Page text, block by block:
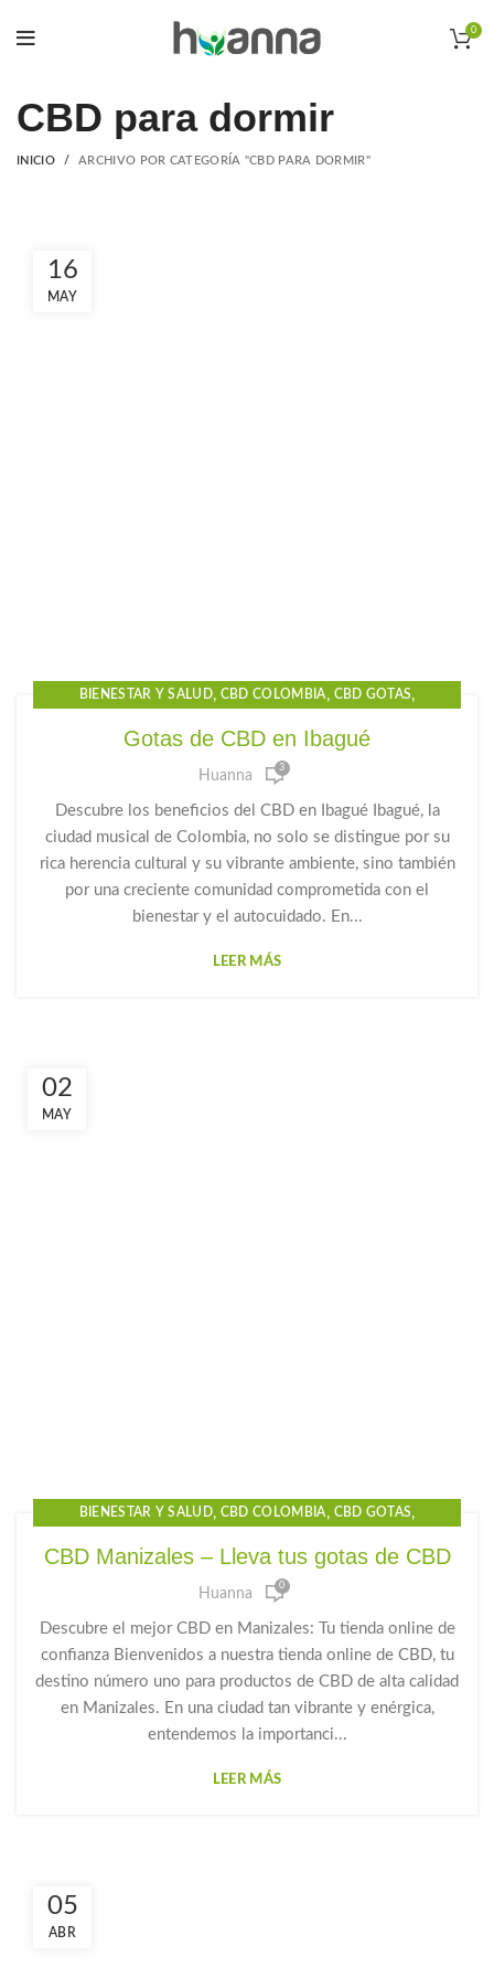
0
CBD para dormir
INICIO ARCHIVO POR CATEGORÍA "CBD PARA DORMIR"
16
MAY
BIENESTAR Y SALUD, CBD COLOMBIA, CBD GOTAS,
CBD PARA DORMIR ,GOTAS CBD PARA DORMIR
GOTAS DE CANNABIDIOL GOTAS DE CANNABIS
GOTAS DE CBD ,GOTAS PARA LA ANSIEDAD ,HUANNA
Gotas de CBD en Ibagué
Huanna 3
Descubre los beneficios del CBD en Ibagué Ibagué, la
ciudad musical de Colombia, no solo se distingue por su
rica herencia cultural y su vibrante ambiente, sino también
por una creciente comunidad comprometida con el
bienestar y el autocuidado. En...
LEER MÁS
02
MAY
BIENESTAR Y SALUD, CBD COLOMBIA, CBD GOTAS,
CBD PARA DORMIR,CBD PRECIO,GOTAS CBD PARA DORMIR,
GOTAS DE CANNABIDIOL GOTAS DE CANNABIS
GOTAS DE CBD,GOTAS PARA LA ANSIEDAD,HUANNA,
PRODUCTOS CBD
CBD Manizales – Lleva tus gotas de CBD
Huanna 0
Descubre el mejor CBD en Manizales: Tu tienda online de
confianza Bienvenidos a nuestra tienda online de CBD, tu
destino número uno para productos de CBD de alta calidad
en Manizales. En una ciudad tan vibrante y enérgica,
entendemos la importanci...
LEER MÁS
05
ABR